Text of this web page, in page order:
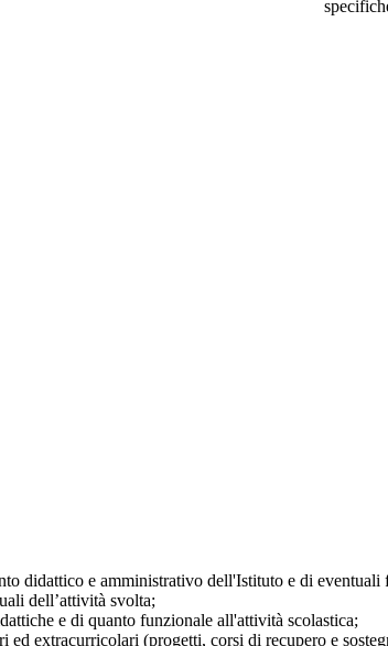
didattico e amministrativo dell'Istituto e di eventuali
dell’attività svolta;
e di quanto funzionale all'attività scolastica;
extracurricolari (progetti, corsi di recupero e